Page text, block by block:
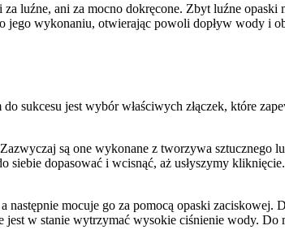
luźne, ani za mocno dokręcone. Zbyt luźne
jego wykonaniu, otwierając powoli dopływ wody i
sukcesu jest wybór właściwych złączek, które
są one wykonane z tworzywa sztucznego
siebie dopasować i wcisnąć, aż usłyszymy
mocuje go za pomocą opaski zaciskowej.
jest w stanie wytrzymać wysokie ciśnienie wody. Do